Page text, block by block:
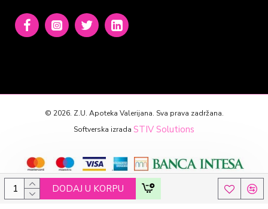
DODAJ U KORPU
© 2026. Z.U. Apoteka Valerijana. Sva prava zadržana.
Softverska izrada STIV Solutions